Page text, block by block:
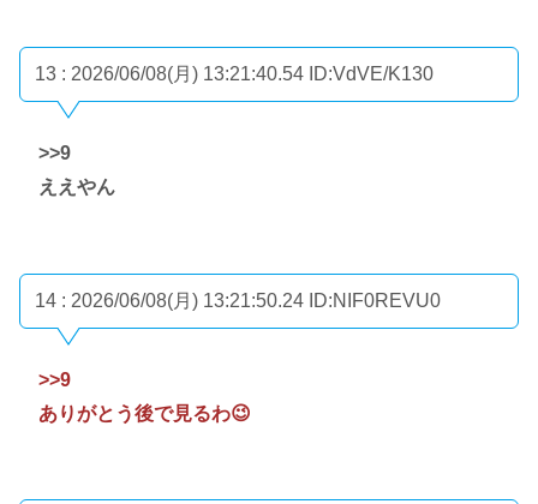
13 : 2026/06/08(月) 13:21:40.54 ID:VdVE/K130
>>9
ええやん
14 : 2026/06/08(月) 13:21:50.24 ID:NIF0REVU0
>>9
ありがとう後で見るわ😉